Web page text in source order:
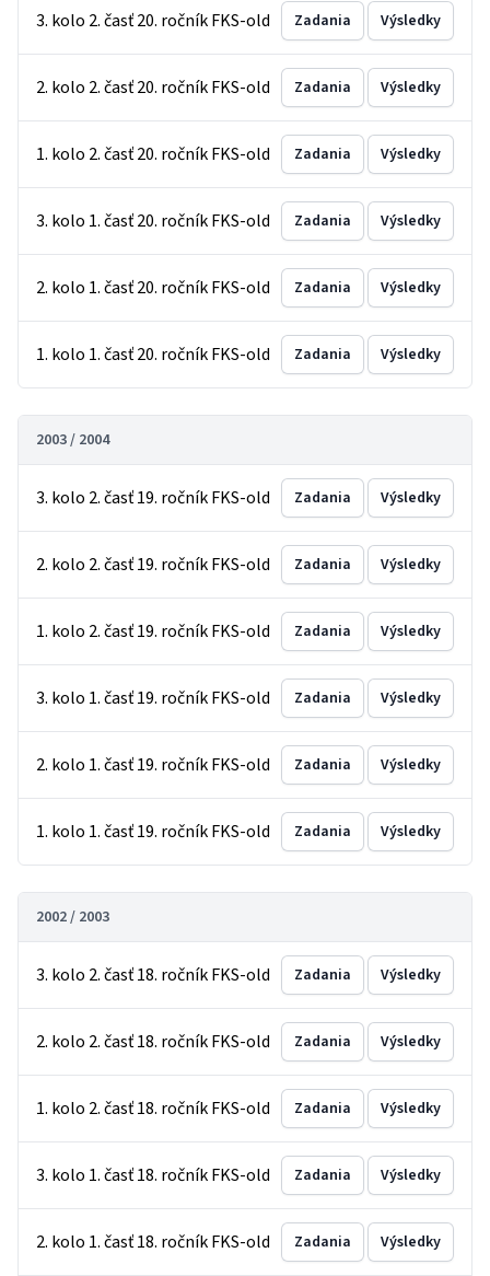
3. kolo 2. časť 20. ročník FKS-old Zadania Výsledky
2. kolo 2. časť 20. ročník FKS-old Zadania Výsledky
1. kolo 2. časť 20. ročník FKS-old Zadania Výsledky
3. kolo 1. časť 20. ročník FKS-old Zadania Výsledky
2. kolo 1. časť 20. ročník FKS-old Zadania Výsledky
1. kolo 1. časť 20. ročník FKS-old Zadania Výsledky
2003 / 2004
3. kolo 2. časť 19. ročník FKS-old Zadania Výsledky
2. kolo 2. časť 19. ročník FKS-old Zadania Výsledky
1. kolo 2. časť 19. ročník FKS-old Zadania Výsledky
3. kolo 1. časť 19. ročník FKS-old Zadania Výsledky
2. kolo 1. časť 19. ročník FKS-old Zadania Výsledky
1. kolo 1. časť 19. ročník FKS-old Zadania Výsledky
2002 / 2003
3. kolo 2. časť 18. ročník FKS-old Zadania Výsledky
2. kolo 2. časť 18. ročník FKS-old Zadania Výsledky
1. kolo 2. časť 18. ročník FKS-old Zadania Výsledky
3. kolo 1. časť 18. ročník FKS-old Zadania Výsledky
2. kolo 1. časť 18. ročník FKS-old Zadania Výsledky